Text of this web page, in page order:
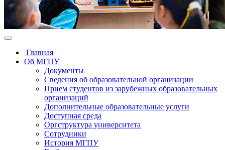
Главная
Об МГПУ
Документы
Сведения об образовательной организации
Прием студентов из зарубежных образовательных
организаций
Дополнительные образовательные услуги
Доступная среда
Оргструктура университета
Сотрудники
История МГПУ